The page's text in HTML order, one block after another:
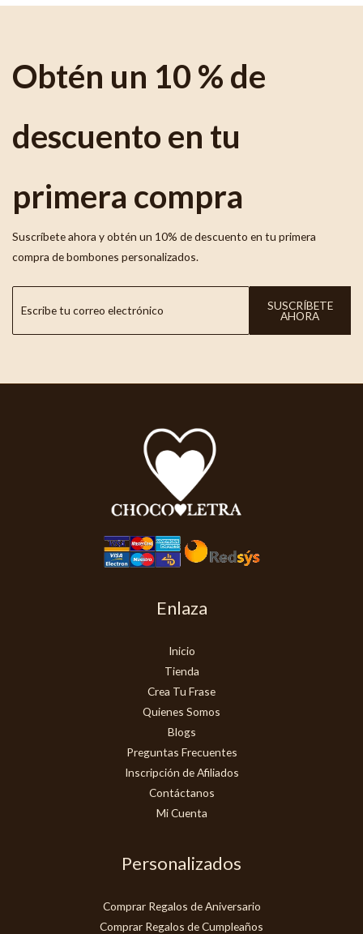
Obtén un 10 % de
descuento en tu
primera compra
Suscríbete ahora y obtén un 10% de descuento en tu primera
compra de bombones personalizados.
SUSCRÍBETE
AHORA
Enlaza
Inicio
Tienda
Crea Tu Frase
Quienes Somos
Blogs
Preguntas Frecuentes
Inscripción de Afiliados
Contáctanos
Mi Cuenta
Personalizados
Comprar Regalos de Aniversario
Comprar Regalos de Cumpleaños